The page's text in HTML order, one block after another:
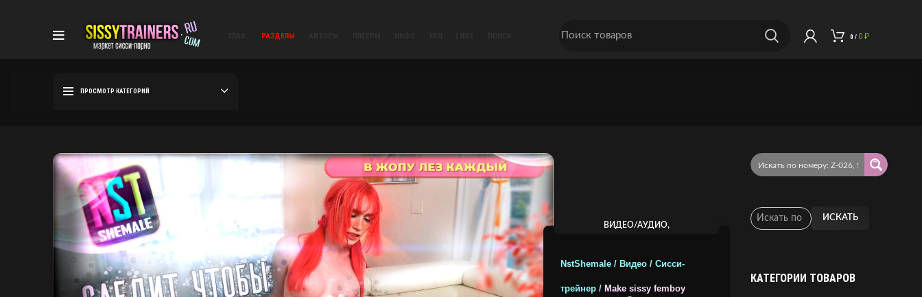
РАЗДЕЛЫ 0 / 0 ₽
ПРОСМОТР КАТЕГОРИЙ
ВИДЕО/АУДИО,
NstShemale / Видео / Сисси-
трейнер / Make sissy femboy
ИСКАТЬ
КАТЕГОРИИ ТОВАРОВ